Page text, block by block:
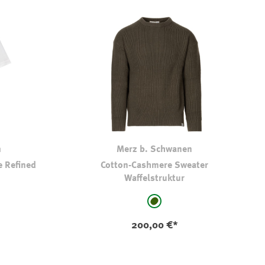
Refined
Merz b. Schwanen
Cotton-Cashmere Sweater
Waffelstruktur
auswählendkl oliv-kaki
200,00 €*